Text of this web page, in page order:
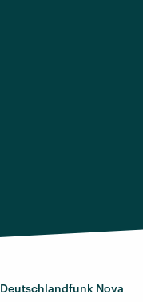
Deutschlandfunk Nova